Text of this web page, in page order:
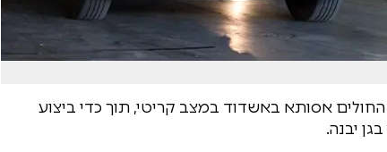
אסותא באשדוד במצב קריטי, תוך כדי ביצוע
יבנה.